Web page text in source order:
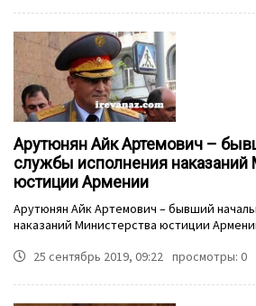
Арутюнян Айк Артемович –
службы исполнения наказаний
юстиции Армении
Арутюнян Айк Артемович – бывший
наказаний Министерства юстиции
25 сентябрь 2019, 09:22 просмотры: 0